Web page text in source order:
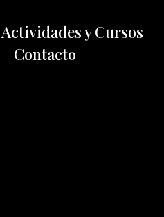
Actividades y Cursos
Contacto